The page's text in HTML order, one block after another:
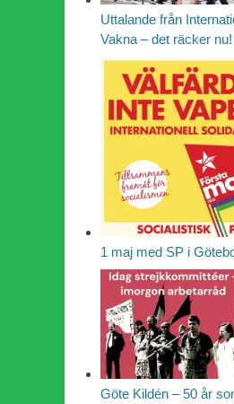
Uttalande från
Vakna – det räcker nu!
1 maj med SP i
Göte Kildén – 50 år